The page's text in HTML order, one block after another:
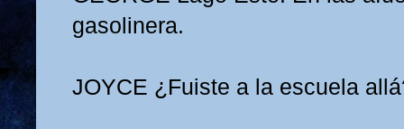
gasolinera.
JOYCE ¿Fuiste a la escuela